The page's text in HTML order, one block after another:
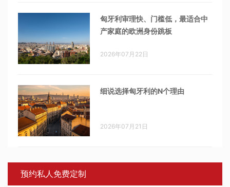
匈牙利审理快、门槛低，最适合中
产家庭的欧洲身份跳板
2026年07月22日
细说选择匈牙利的N个理由
2026年07月21日
预约私人免费定制